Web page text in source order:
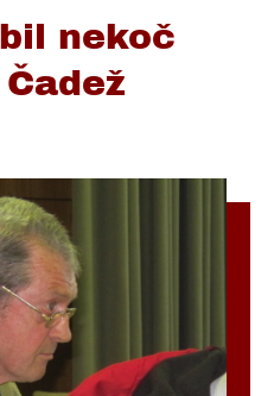
nekoč